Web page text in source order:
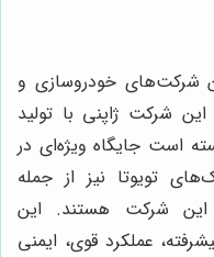
شرکت‌های خودروسازی و
شرکت ژاپنی با تولید
است جایگاه ویژه‌ای در
تویوتا نیز از جمله
این شرکت هستند. این
عملکرد قوی، ایمنی